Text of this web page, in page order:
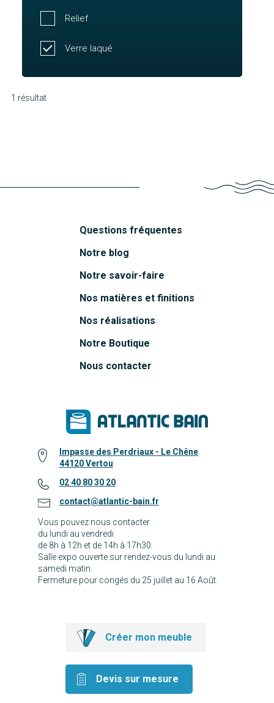
Relief
Verre laqué
1 résultat
Questions fréquentes
Notre blog
Notre savoir-faire
Nos matières et finitions
Nos réalisations
Notre Boutique
Nous contacter
Impasse des Perdriaux - Le Chêne
44120 Vertou
02 40 80 30 20
contact@atlantic-bain.fr
Vous pouvez nous contacter
du lundi au vendredi
de 8h à 12h et de 14h à 17h30.
Salle expo ouverte sur rendez-vous du lundi au
samedi matin.
Fermeture pour congés du 25 juillet au 16 Août.
Créer mon meuble
Devis sur mesure